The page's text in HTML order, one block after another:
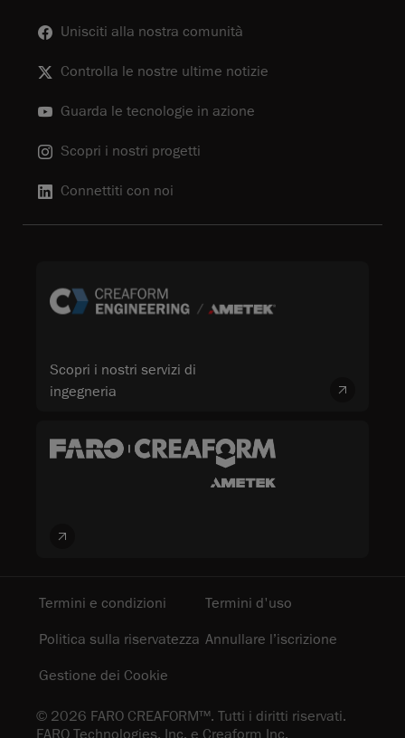
Unisciti alla nostra comunità
Controlla le nostre ultime notizie
Guarda le tecnologie in azione
Scopri i nostri progetti
Connettiti con noi
Scopri i nostri servizi di
ingegneria
© 2026 FARO CREAFORM™. Tutti i diritti riservati.
Termini e condizioni
Termini d'uso
Politica sulla riservatezza Annullare l’iscrizione
Gestione dei Cookie